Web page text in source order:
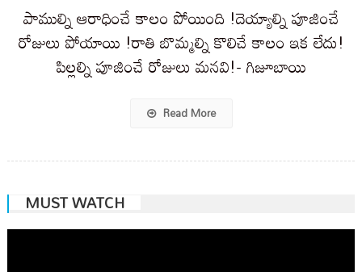
పాముల్ని ఆరాధించే కాలం పోయింది !దెయ్యాల్ని పూజించే
రోజులు పోయాయి !రాతి బొమ్మల్ని కొలిచే కాలం ఇక లేదు!
పిల్లల్ని పూజించే రోజులు మనవి!- గిజూబాయి
Read More
MUST WATCH